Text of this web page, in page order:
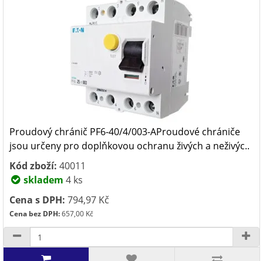
Proudový chránič PF6-40/4/003-AProudové chrániče
jsou určeny pro doplňkovou ochranu živých a neživýc..
Kód zboží: 40011
skladem 4 ks
Cena s DPH: 794,97 Kč
Cena bez DPH:657,00 Kč